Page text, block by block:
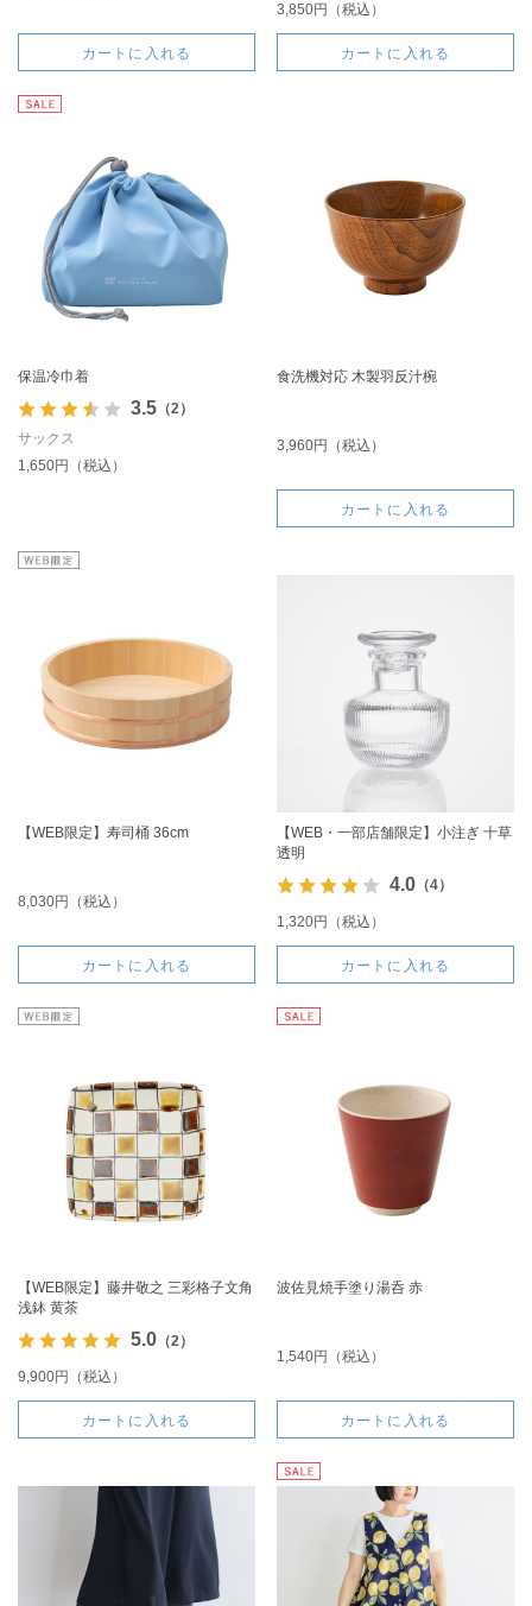
カートに入れる
3,850円（税込）
カートに入れる
保温冷巾着
3.5（2）
サックス
1,650円（税込）
食洗機対応 木製羽反汁椀
3,960円（税込）
カートに入れる
【WEB限定】寿司桶 36cm
8,030円（税込）
カートに入れる
【WEB・一部店舗限定】小注ぎ 十草
透明
4.0（4）
1,320円（税込）
カートに入れる
【WEB限定】藤井敬之 三彩格子文角
浅鉢 黄茶
5.0（2）
9,900円（税込）
カートに入れる
波佐見焼手塗り湯呑 赤
1,540円（税込）
カートに入れる